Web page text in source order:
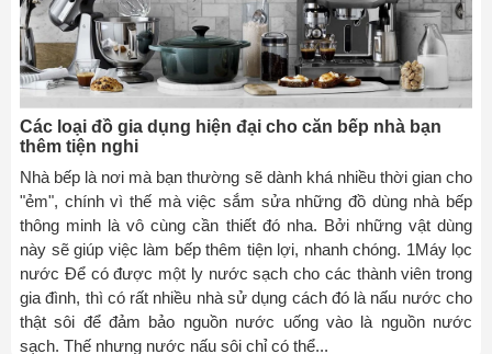
Các loại đồ gia dụng hiện đại cho căn bếp nhà bạn
thêm tiện nghi
Nhà bếp là nơi mà bạn thường sẽ dành khá nhiều thời gian cho
"ẻm", chính vì thế mà việc sắm sửa những đồ dùng nhà bếp
thông minh là vô cùng cần thiết đó nha. Bởi những vật dùng
này sẽ giúp việc làm bếp thêm tiện lợi, nhanh chóng. 1Máy lọc
nước Để có được một ly nước sạch cho các thành viên trong
gia đình, thì có rất nhiều nhà sử dụng cách đó là nấu nước cho
thật sôi để đảm bảo nguồn nước uống vào là nguồn nước
sạch. Thế nhưng nước nấu sôi chỉ có thể...